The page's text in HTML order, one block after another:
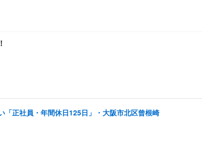
正社員・年間休日125日」・大阪市北区曾根崎